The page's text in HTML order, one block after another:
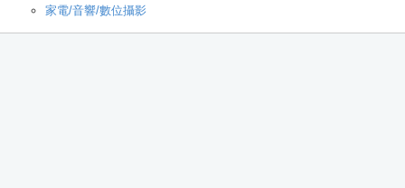
家電/音響/數位攝影